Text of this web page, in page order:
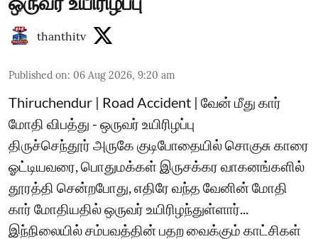
thanthitv
Published on: 06 Aug 2026, 9:20 am
Thiruchendur | Road Accident | வேன் மீது கார்
மோதி விபத்து - ஒருவர் உயிரிழப்பு
திருச்செந்தூர் அருகே குடிபோதையில் சொகுசு காரை
ஓட்டியவரை, பொதுமக்கள் இருசக்கர வாகனங்களில்
தூரத்தி சென்றபோது, எதிரே வந்த வேனின் மோதி
கார் மோதியதில் ஒருவர் உயிரிழந்துள்ளார்...
இந்நிலையில் சம்பவத்தின் பதற வைக்கும் காட்சிகள்